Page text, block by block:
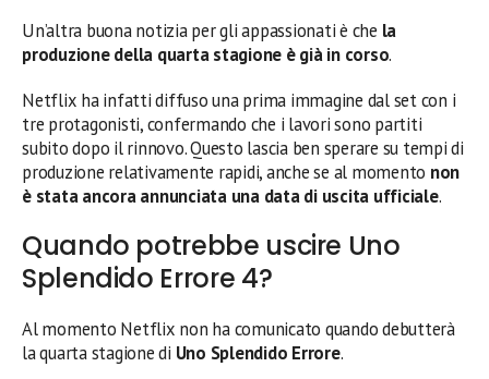
Un’altra buona notizia per gli appassionati è che la
produzione della quarta stagione è già in corso.
Netflix ha infatti diffuso una prima immagine dal set con i
tre protagonisti, confermando che i lavori sono partiti
subito dopo il rinnovo. Questo lascia ben sperare su tempi di
produzione relativamente rapidi, anche se al momento non
è stata ancora annunciata una data di uscita ufficiale.
Quando potrebbe uscire Uno
Splendido Errore 4?
Al momento Netflix non ha comunicato quando debutterà
la quarta stagione di Uno Splendido Errore.